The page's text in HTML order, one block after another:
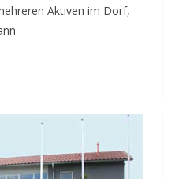
Aktiven im Dorf,